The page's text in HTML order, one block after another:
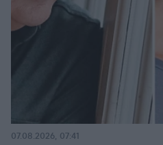
07.08.2026, 07:41